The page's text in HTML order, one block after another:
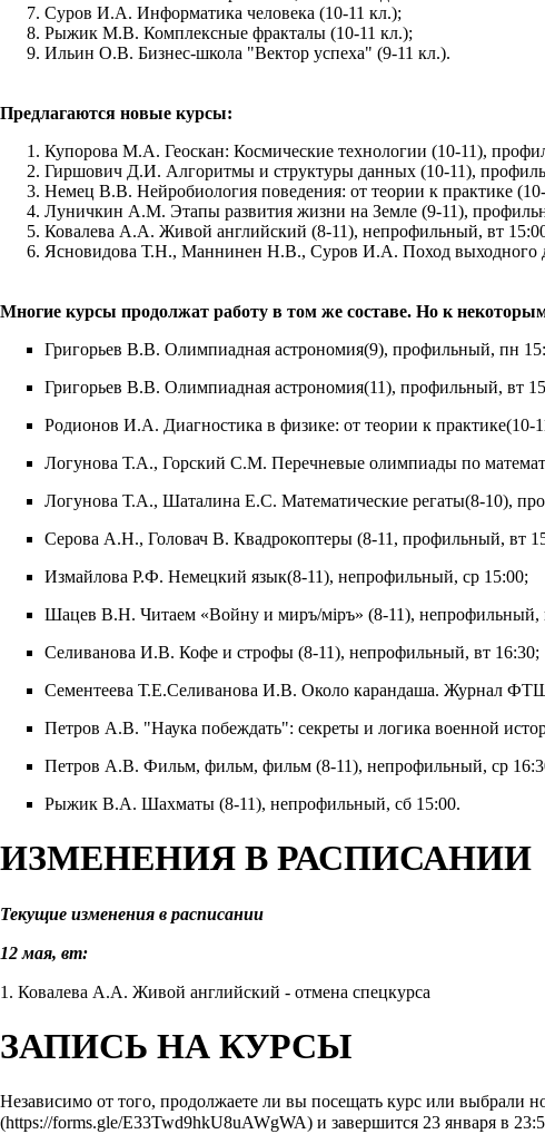
Суров И.А. Информатика человека (10-11 кл.);
Рыжик М.В. Комплексные фракталы (10-11 кл.);
Ильин О.В. Бизнес-школа "Вектор успеха" (9-11 кл.).
Предлагаются новые курсы:
Купорова М.А. Геоскан: Космические технологии (10-11),
Гиршович Д.И. Алгоритмы и структуры данных (10-11),
Немец В.В. Нейробиология поведения: от теории к практике
Луничкин А.М. Этапы развития жизни на Земле (9-11),
Ковалева А.А. Живой английский (8-11), непрофильный, вт
Ясновидова Т.Н., Маннинен Н.В., Суров И.А. Поход выходного
Многие курсы продолжат работу в том же составе. Но к
Григорьев В.В. Олимпиадная астрономия(9), профильный, пн
Григорьев В.В. Олимпиадная астрономия(11), профильный, вт
Родионов И.А. Диагностика в физике: от теории к практике(10-
Логунова Т.А., Горский С.М. Перечневые олимпиады по
Логунова Т.А., Шаталина Е.С. Математические регаты(8-10),
Серова А.Н., Головач В. Квадрокоптеры (8-11, профильный, вт
Измайлова Р.Ф. Немецкий язык(8-11), непрофильный, ср 15:00;
Шацев В.Н. Читаем «Войну и миръ/мiръ» (8-11), непрофильный,
Селиванова И.В. Кофе и строфы (8-11), непрофильный, вт 16:30;
Сементеева Т.Е.Селиванова И.В. Около карандаша. Журнал
Петров А.В. "Наука побеждать": секреты и логика военной
Петров А.В. Фильм, фильм, фильм (8-11), непрофильный, ср
Рыжик В.А. Шахматы (8-11), непрофильный, сб 15:00.
ИЗМЕНЕНИЯ В РАСПИСАНИИ
Текущие изменения в расписании
12 мая, вт:
1. Ковалева А.А. Живой английский - отмена спецкурса
ЗАПИСЬ НА КУРСЫ
Независимо от того, продолжаете ли вы посещать курс или выбрали
и завершится 23 января в